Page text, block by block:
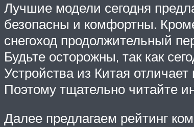
Лучшие модели сегодня
безопасны и комфортны.
снегоход продолжительный
Будьте осторожны, так как
Устройства из Китая
Поэтому тщательно читайте
Далее предлагаем рейтинг